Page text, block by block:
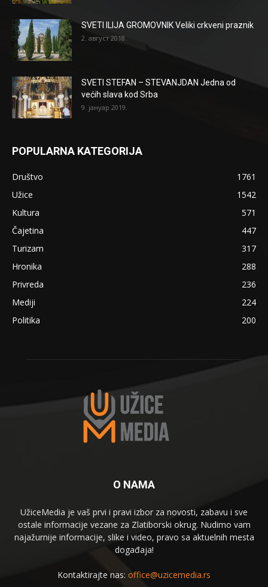
SVETI ILIJA GROMOVNIK Veliki crkveni praznik
2. август 2018.
SVETI STEFAN – STEVANJDAN Jedna od
većih slava kod Srba
9. јануар 2019.
POPULARNA KATEGORIJA
Društvo
1761
Užice
1542
Kultura
571
Čajetina
447
Turizam
317
Hronika
288
Privreda
236
Mediji
224
Politika
200
O NAMA
UžiceMedia je vaš prvi i pravi izbor za novosti, zabavu i sve
ostale informacije vezane za Zlatiborski okrug. Nudimo vam
najažurnije informacije, slike i video, pravo sa aktuelnih mesta
događaja!
Kontaktirajte nas: office@uzicemedia.rs